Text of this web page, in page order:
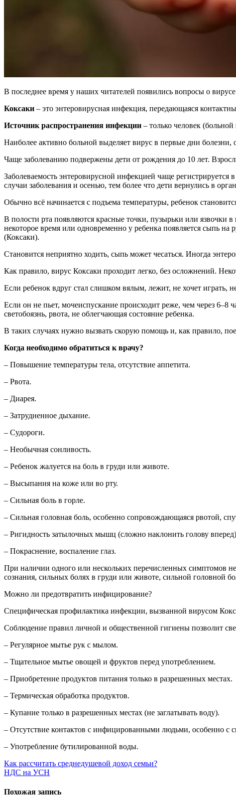
В последнее время у наших читателей появились вопросы о
Коксаки – это энтеровирусная инфекция, передающаяся
Источник распространения инфекции – только человек
Наиболее активно больной выделяет вирус в первые дни
Чаще заболеванию подвержены дети от рождения до 10 лет.
Заболеваемость энтеровирусной инфекцией чаще
случаи заболевания и осенью, тем более что дети вернулись в
Обычно всё начинается с подъема температуры, ребенок
В полости рта появляются красные точки, пузырьки или язвочки
некоторое время или одновременно у ребенка появляется сыпь
(Коксаки).
Становится неприятно ходить, сыпь может чесаться. Иногда
Как правило, вирус Коксаки проходит легко, без осложнений.
Если ребенок вдруг стал слишком вялым, лежит, не хочет играть,
Если он не пьет, мочеиспускание происходит реже, чем через 6–8
светобоязнь, рвота, не облегчающая состояние ребенка.
В таких случаях нужно вызвать скорую помощь и, как правило,
Когда необходимо обратиться к врачу?
– Повышение температуры тела, отсутствие аппетита.
– Рвота.
– Диарея.
– Затрудненное дыхание.
– Судороги.
– Необычная сонливость.
– Ребенок жалуется на боль в груди или животе.
– Высыпания на коже или во рту.
– Сильная боль в горле.
– Сильная головная боль, особенно сопровождающаяся рвотой,
– Ригидность затылочных мышц (сложно наклонить голову
– Покраснение, воспаление глаз.
При наличии одного или нескольких перечисленных симптомов
сознания, сильных болях в груди или животе, сильной головной
Можно ли предотвратить инфицирование?
Специфическая профилактика инфекции, вызванной вирусом
Соблюдение правил личной и общественной гигиены позволит
– Регулярное мытье рук с мылом.
– Тщательное мытье овощей и фруктов перед употреблением.
– Приобретение продуктов питания только в разрешенных местах.
– Термическая обработка продуктов.
– Купание только в разрешенных местах (не заглатывать воду).
– Отсутствие контактов с инфицированными людьми, особенно с
– Употребление бутилированной воды.
Навигация
по
записям
Как рассчитать среднедушевой доход семьи?
НДС на УСН
Похожая запись